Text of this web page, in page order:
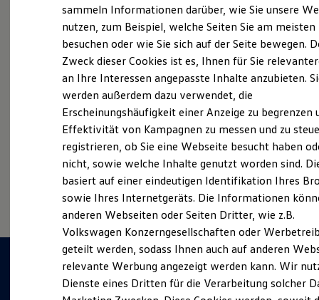
Reichweite
Reichweite der ID. Modelle
Reichweite im Winter
Laden
Laden unterwegs
Laden Zuhause
Ladezeitensimulator
Batterie
Sicherheit
Garantie und Lebensdauer
Nachhaltigkeit
Technologie
Kosten und Kauf
Verbrauchskosten
Kaufoptionen
E-Auto-Förderung
Software und Konnektivität
Die ID. Software 6
ID. Software Versionen und Updates
Digitale Extras
Schnittstellen zu Ihrem ID.
Probefahrt vereinbaren
Fahrzeugangebot anfordern
Serviceanfrage stellen
sammeln Informationen darüber, wie Sie unsere
nutzen, zum Beispiel, welche Seiten Sie am meisten
besuchen oder wie Sie sich auf der Seite bewegen.
Zweck dieser Cookies ist es, Ihnen für Sie
an Ihre Interessen angepasste Inhalte anzubieten.
werden außerdem dazu verwendet, die
Erscheinungshäufigkeit einer Anzeige zu begrenzen
Effektivität von Kampagnen zu messen und zu
registrieren, ob Sie eine Webseite besucht haben
nicht, sowie welche Inhalte genutzt worden sind.
basiert auf einer eindeutigen Identifikation Ihres
sowie Ihres Internetgeräts. Die Informationen
anderen Webseiten oder Seiten Dritter, wie z.B.
Volkswagen Konzerngesellschaften oder
geteilt werden, sodass Ihnen auch auf anderen
relevante Werbung angezeigt werden kann. Wir
Dienste eines Dritten für die Verarbeitung solcher